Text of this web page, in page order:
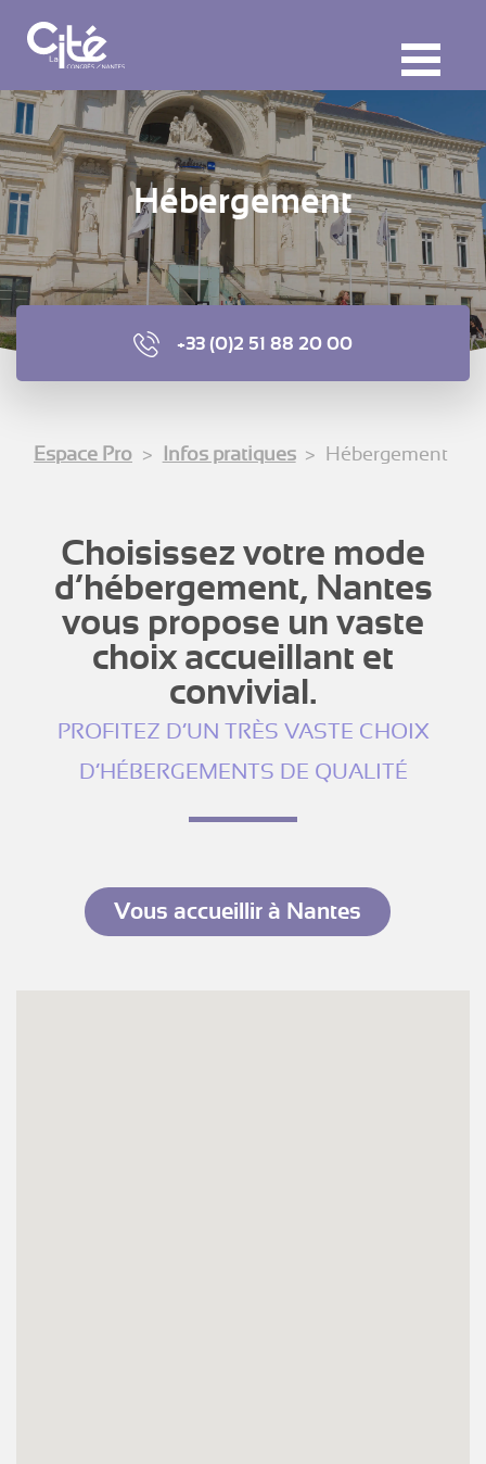
Hébergement
+33 (0)2 51 88 20 00
Espace Pro Infos pratiques Hébergement
Choisissez votre mode
d’hébergement, Nantes
vous propose un vaste
choix accueillant et
convivial.
PROFITEZ D’UN TRÈS VASTE CHOIX
D’HÉBERGEMENTS DE QUALITÉ
Vous accueillir à Nantes